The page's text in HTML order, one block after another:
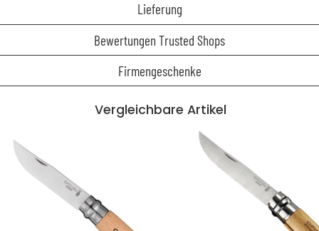
Lieferung
Bewertungen Trusted Shops
Firmengeschenke
Vergleichbare Artikel